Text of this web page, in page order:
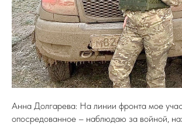
Анна Долгарева: На линии фронта мое
опосредованное – наблюдаю за войной,